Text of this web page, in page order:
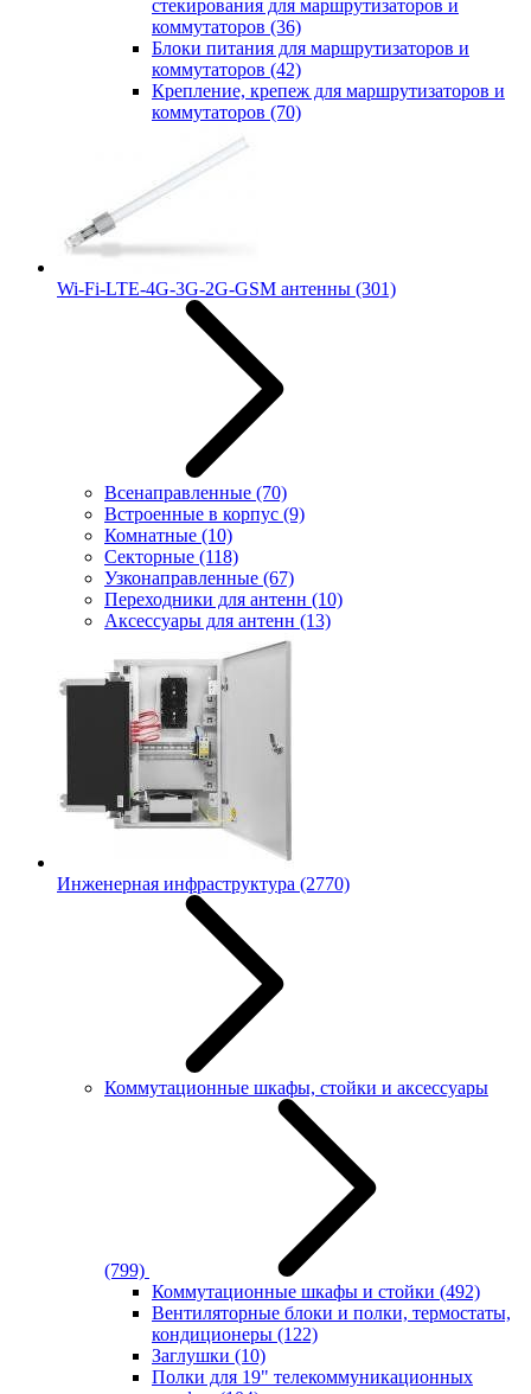
стекирования для маршрутизаторов и
коммутаторов (36)
Блоки питания для маршрутизаторов и
коммутаторов (42)
Крепление, крепеж для маршрутизаторов и
коммутаторов (70)
Wi-Fi-LTE-4G-3G-2G-GSM антенны (301)
Всенаправленные (70)
Встроенные в корпус (9)
Комнатные (10)
Секторные (118)
Узконаправленные (67)
Переходники для антенн (10)
Аксессуары для антенн (13)
Инженерная инфраструктура (2770)
Коммутационные шкафы, стойки и аксессуары
(799)
Коммутационные шкафы и стойки (492)
Вентиляторные блоки и полки, термостаты,
кондиционеры (122)
Заглушки (10)
Полки для 19" телекоммуникационных